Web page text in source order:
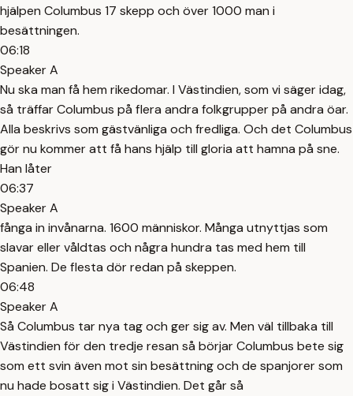
hjälpen Columbus 17 skepp och över 1000 man i
besättningen.
06:18
Speaker A
Nu ska man få hem rikedomar. I Västindien, som vi säger idag,
så träffar Columbus på flera andra folkgrupper på andra öar.
Alla beskrivs som gästvänliga och fredliga. Och det Columbus
gör nu kommer att få hans hjälp till gloria att hamna på sne.
Han låter
06:37
Speaker A
fånga in invånarna. 1600 människor. Många utnyttjas som
slavar eller våldtas och några hundra tas med hem till
Spanien. De flesta dör redan på skeppen.
06:48
Speaker A
Så Columbus tar nya tag och ger sig av. Men väl tillbaka till
Västindien för den tredje resan så börjar Columbus bete sig
som ett svin även mot sin besättning och de spanjorer som
nu hade bosatt sig i Västindien. Det går så